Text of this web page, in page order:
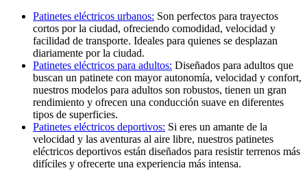
Patinetes eléctricos urbanos: Son perfectos para trayectos
cortos por la ciudad, ofreciendo comodidad, velocidad y
facilidad de transporte. Ideales para quienes se desplazan
diariamente por la ciudad.
Patinetes eléctricos para adultos: Diseñados para adultos que
buscan un patinete con mayor autonomía, velocidad y confort,
nuestros modelos para adultos son robustos, tienen un gran
rendimiento y ofrecen una conducción suave en diferentes
tipos de superficies.
Patinetes eléctricos deportivos: Si eres un amante de la
velocidad y las aventuras al aire libre, nuestros patinetes
eléctricos deportivos están diseñados para resistir terrenos más
difíciles y ofrecerte una experiencia más intensa.